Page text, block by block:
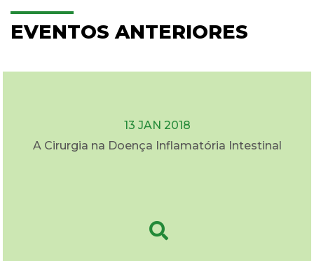
EVENTOS ANTERIORES
13 JAN 2018
A Cirurgia na Doença Inflamatória Intestinal